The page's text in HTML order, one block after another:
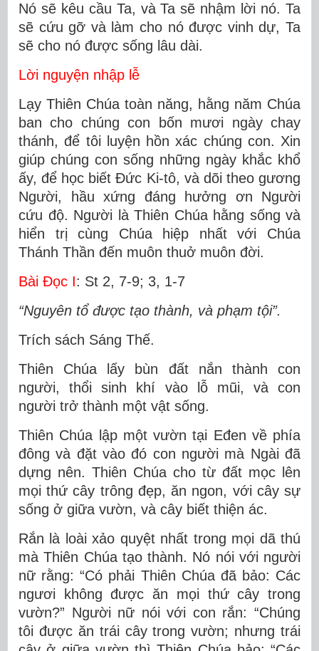
Nó sẽ kêu cầu Ta, và Ta sẽ nhậm lời nó. Ta
sẽ cứu gỡ và làm cho nó được vinh dự, Ta
sẽ cho nó được sống lâu dài.
Lời nguyện nhập lễ
Lạy Thiên Chúa toàn năng, hằng năm Chúa
ban cho chúng con bốn mươi ngày chay
thánh, để tôi luyện hồn xác chúng con. Xin
giúp chúng con sống những ngày khắc khổ
ấy, để học biết Ðức Ki-tô, và dõi theo gương
Người, hầu xứng đáng hưởng ơn Người
cứu độ. Người là Thiên Chúa hằng sống và
hiển trị cùng Chúa hiệp nhất với Chúa
Thánh Thần đến muôn thuở muôn đời.
Bài Ðọc I: St 2, 7-9; 3, 1-7
“Nguyên tổ được tạo thành, và phạm tội”.
Trích sách Sáng Thế.
Thiên Chúa lấy bùn đất nắn thành con
người, thổi sinh khí vào lỗ mũi, và con
người trở thành một vật sống.
Thiên Chúa lập một vườn tại Eđen về phía
đông và đặt vào đó con người mà Ngài đã
dựng nên. Thiên Chúa cho từ đất mọc lên
mọi thứ cây trông đẹp, ăn ngon, với cây sự
sống ở giữa vườn, và cây biết thiện ác.
Rắn là loài xảo quyệt nhất trong mọi dã thú
mà Thiên Chúa tạo thành. Nó nói với người
nữ rằng: “Có phải Thiên Chúa đã bảo: Các
ngươi không được ăn mọi thứ cây trong
vườn?” Người nữ nói với con rắn: “Chúng
tôi được ăn trái cây trong vườn; nhưng trái